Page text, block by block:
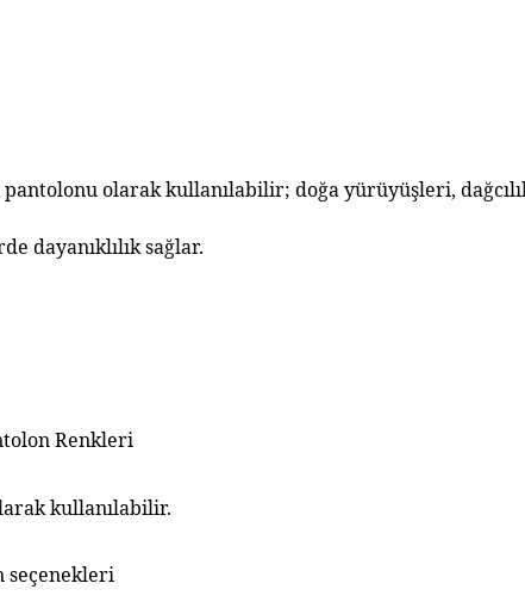
pantolonu olarakkullanılabilir; doğa yürüyüşleri,
dayanıklılık sağlar.
Renkleri
kullanılabilir.
seçenekleri